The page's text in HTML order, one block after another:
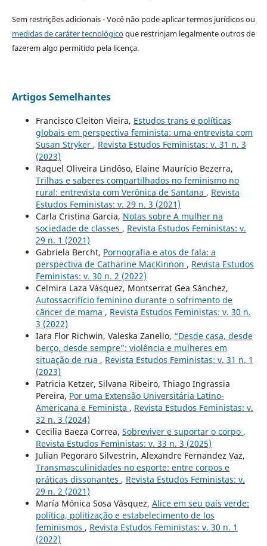
Sem restrições adicionais - Você não pode aplicar termos jurídicos ou
medidas de caráter tecnológicoque restrinjam legalmente outros de
fazerem algo permitido pela licença.
Artigos Semelhantes
Francisco Cleiton Vieira, Estudos trans e políticas
globais em perspectiva feminista: uma entrevista com
Susan Stryker , Revista Estudos Feministas: v. 31 n. 3
(2023)
Raquel Oliveira Lindôso, Elaine Maurício Bezerra,
Trilhas e saberes compartilhados no feminismo no
rural: entrevista com Verônica de Santana , Revista
Estudos Feministas: v. 29 n. 3 (2021)
Carla Cristina Garcia, Notas sobre A mulher na
sociedade de classes , Revista Estudos Feministas: v.
29 n. 1 (2021)
Gabriela Bercht, Pornografia e atos de fala: a
perspectiva de Catharine MacKinnon , Revista Estudos
Feministas: v. 30 n. 2 (2022)
Celmira Laza Vásquez, Montserrat Gea Sánchez,
Autossacrifício feminino durante o sofrimento de
câncer de mama , Revista Estudos Feministas: v. 30 n.
3 (2022)
Iara Flor Richwin, Valeska Zanello, “Desde casa, desde
berço, desde sempre”: violência e mulheres em
situação de rua , Revista Estudos Feministas: v. 31 n. 1
(2023)
Patricia Ketzer, Silvana Ribeiro, Thiago Ingrassia
Pereira, Por uma Extensão Universitária Latino-
Americana e Feminista , Revista Estudos Feministas: v.
32 n. 3 (2024)
Cecilia Baeza Correa, Sobreviver e suportar o corpo ,
Revista Estudos Feministas: v. 33 n. 3 (2025)
Julian Pegoraro Silvestrin, Alexandre Fernandez Vaz,
Transmasculinidades no esporte: entre corpos e
práticas dissonantes , Revista Estudos Feministas: v.
29 n. 2 (2021)
María Mónica Sosa Vásquez, Alice em seu país verde:
política, politização e estabelecimento de los
feminismos , Revista Estudos Feministas: v. 30 n. 1
(2022)